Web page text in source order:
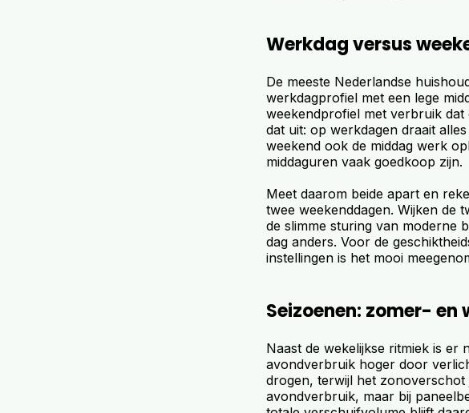
Werkdag versus
De meeste Nederlandse
werkdagprofiel met een lege
weekendprofiel met verbruik dat
dat uit: op werkdagen draait
weekend ook de middag werk
middaguren vaak goedkoop zijn.
Meet daarom beide apart en
twee weekenddagen. Wijken de
de slimme sturing van moderne
dag anders. Voor de
instellingen is het mooi
Seizoenen: zomer-
Naast de wekelijkse ritmiek is er
avondverbruik hoger door
drogen, terwijl het zonoverschot
avondverbruik, maar bij